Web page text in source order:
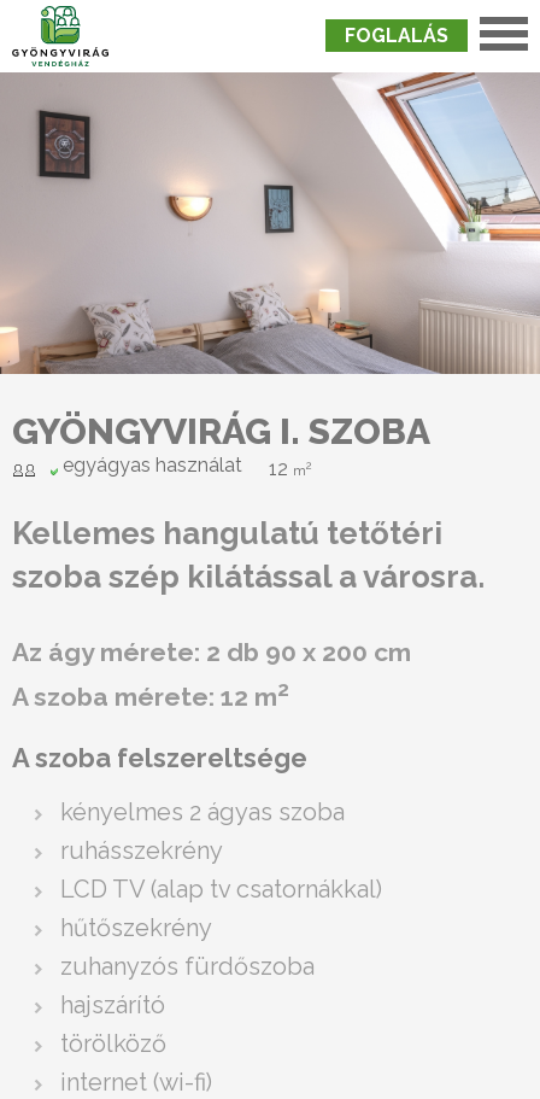
FOGLALÁS
GYÖNGYVIRÁG I. SZOBA
egyágyas használat 12 m2
Kellemes hangulatú tetőtéri
szoba szép kilátással a városra.
Az ágy mérete: 2 db 90 x 200 cm
A szoba mérete: 12 m2
A szoba felszereltsége
kényelmes 2 ágyas szoba
ruhásszekrény
LCD TV (alap tv csatornákkal)
hűtőszekrény
zuhanyzós fürdőszoba
hajszárító
törölköző
internet (wi-fi)